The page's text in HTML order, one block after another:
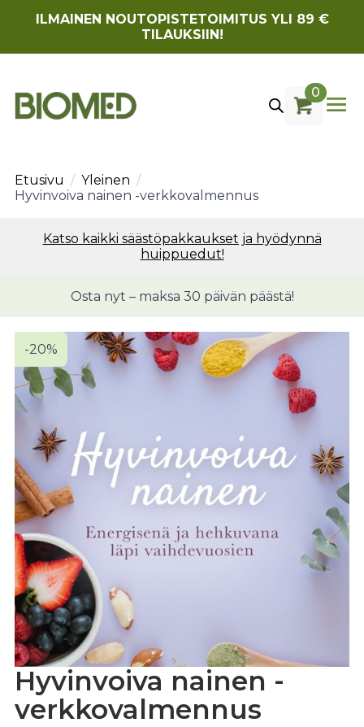
ILMAINEN NOUTOPISTETOIMITUS YLI 89 €
TILAUKSIIN!
0
Etusivu
Yleinen
Hyvinvoiva nainen -verkkovalmennus
Katso kaikki säästöpakkaukset ja hyödynnä
huippuedut!
Osta nyt – maksa 30 päivän päästä!
-20%
Hyvinvoiva nainen -
verkkovalmennus